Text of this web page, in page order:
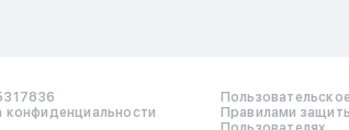
конфиденциальности
Правилами